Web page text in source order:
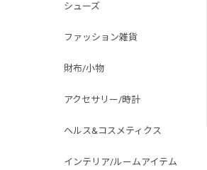
シューズ
ファッション雑貨
財布/小物
アクセサリー/時計
ヘルス&コスメティクス
インテリア/ルームアイテム
THE DUFFER OF ST.GEORGE
プリントTシャツ